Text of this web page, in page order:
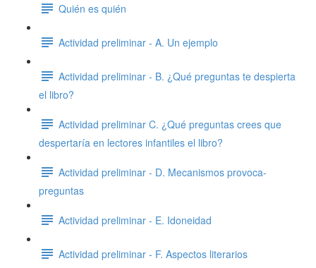
Quién es quién
Actividad preliminar - A. Un ejemplo
Actividad preliminar - B. ¿Qué preguntas te despierta
el libro?
Actividad preliminar C. ¿Qué preguntas crees que
despertaría en lectores infantiles el libro?
Actividad preliminar - D. Mecanismos provoca-
preguntas
Actividad preliminar - E. Idoneidad
Actividad preliminar - F. Aspectos literarios